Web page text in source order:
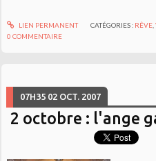
LIEN PERMANENT CATÉGORIES : RÊVE,
0 COMMENTAIRE
07H35 02 OCT. 2007
2 octobre : l'ange